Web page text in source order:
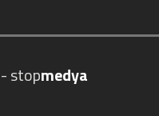
-stopmedya